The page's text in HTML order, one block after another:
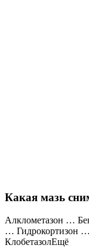
Какая мазь
Алклометазон …
… Гидрокортизон
КлобетазолЕщё